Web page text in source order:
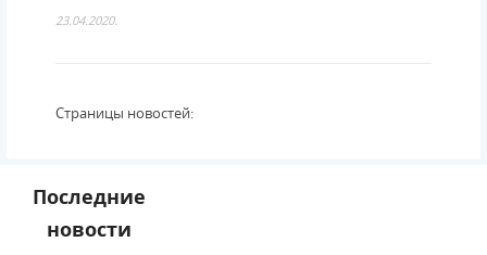
23.04.2020.
Страницы новостей:
Последние
новости